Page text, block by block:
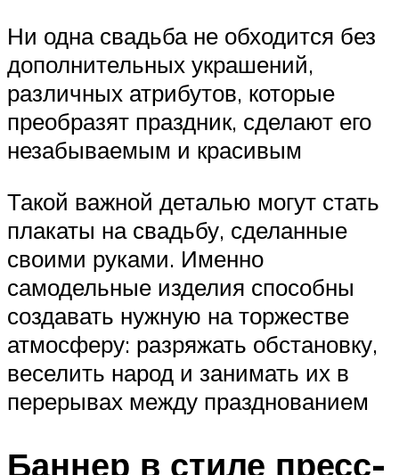
Ни одна свадьба не обходится без
дополнительных украшений,
различных атрибутов, которые
преобразят праздник, сделают его
незабываемым и красивым
Такой важной деталью могут стать
плакаты на свадьбу, сделанные
своими руками. Именно
самодельные изделия способны
создавать нужную на торжестве
атмосферу: разряжать обстановку,
веселить народ и занимать их в
перерывах между празднованием
Баннер в стиле пресс-